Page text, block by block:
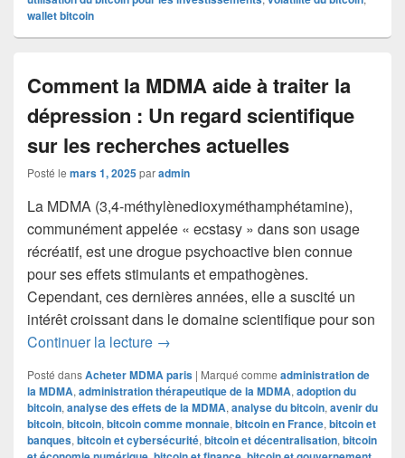
wallet bitcoin
Comment la MDMA aide à traiter la
dépression : Un regard scientifique
sur les recherches actuelles
Posté le mars 1, 2025paradmin
La MDMA (3,4-méthylènedioxyméthamphétamine),
communément appelée « ecstasy » dans son usage
récréatif, est une drogue psychoactive bien connue
pour ses effets stimulants et empathogènes.
Cependant, ces dernières années, elle a suscité un
intérêt croissant dans le domaine scientifique pour son
Continuer la lecture Comment la MDMA aide à traiter la
→
Posté dansAcheter MDMA paris | Marqué comme administration de
la MDMA, administration thérapeutique de la MDMA, adoption du
bitcoin, analyse des effets de la MDMA, analyse du bitcoin, avenir du
bitcoin, bitcoin, bitcoin comme monnaie, bitcoin en France, bitcoin et
banques, bitcoin et cybersécurité, bitcoin et décentralisation, bitcoin